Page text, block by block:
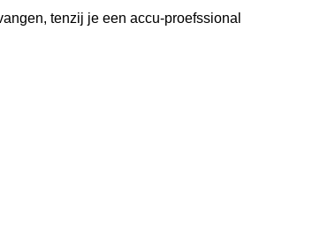
tenzij je een accu-proefssional